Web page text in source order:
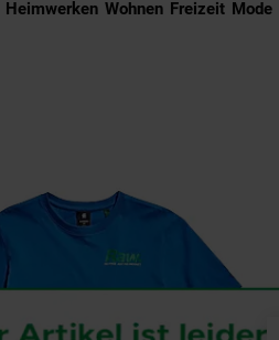
Heimwerken Wohnen Freizeit Mode